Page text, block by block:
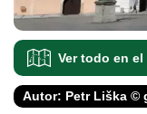
Ver todo en el
Autor: Petr Liška ©